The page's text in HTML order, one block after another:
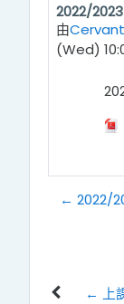
2022/
由
(Wed)
Number
← 2022/
← 上